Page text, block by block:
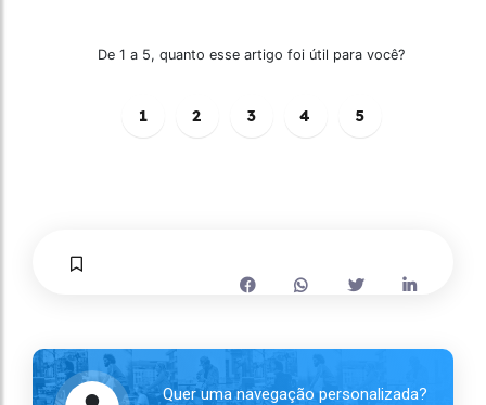
De 1 a 5, quanto esse artigo foi útil para você?
1 2 3 4 5
Quer uma navegação personalizada?